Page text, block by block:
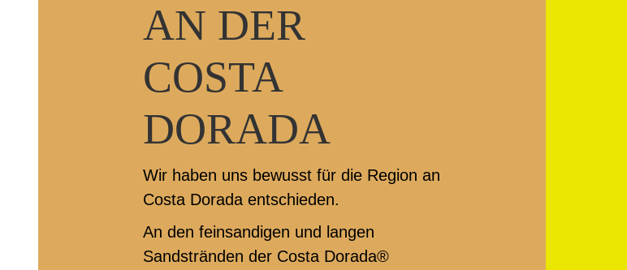
AN DER
COSTA
DORADA
Wir haben uns bewusst für die Region an
Costa Dorada entschieden.
An den feinsandigen und langen
Sandstränden der Costa Dorada®